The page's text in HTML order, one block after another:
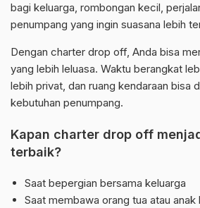
bagi keluarga, rombongan kecil,
penumpang yang ingin suasana lebih
Dengan charter drop off, Anda bisa
yang lebih leluasa. Waktu berangkat
lebih privat, dan ruang kendaraan bisa
kebutuhan penumpang.
Kapan charter drop off
terbaik?
Saat bepergian bersama keluarga
Saat membawa orang tua atau anak